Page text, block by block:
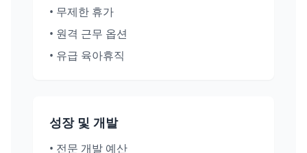
• 무제한 휴가
• 원격 근무 옵션
• 유급 육아휴직
성장 및 개발
• 전문 개발 예산